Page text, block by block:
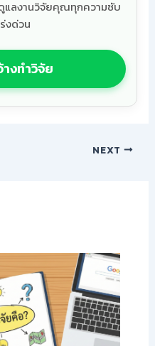
แลงานวิจัยคุณทุกความซับ
งด่วน
งทำวิจัย
NEXT